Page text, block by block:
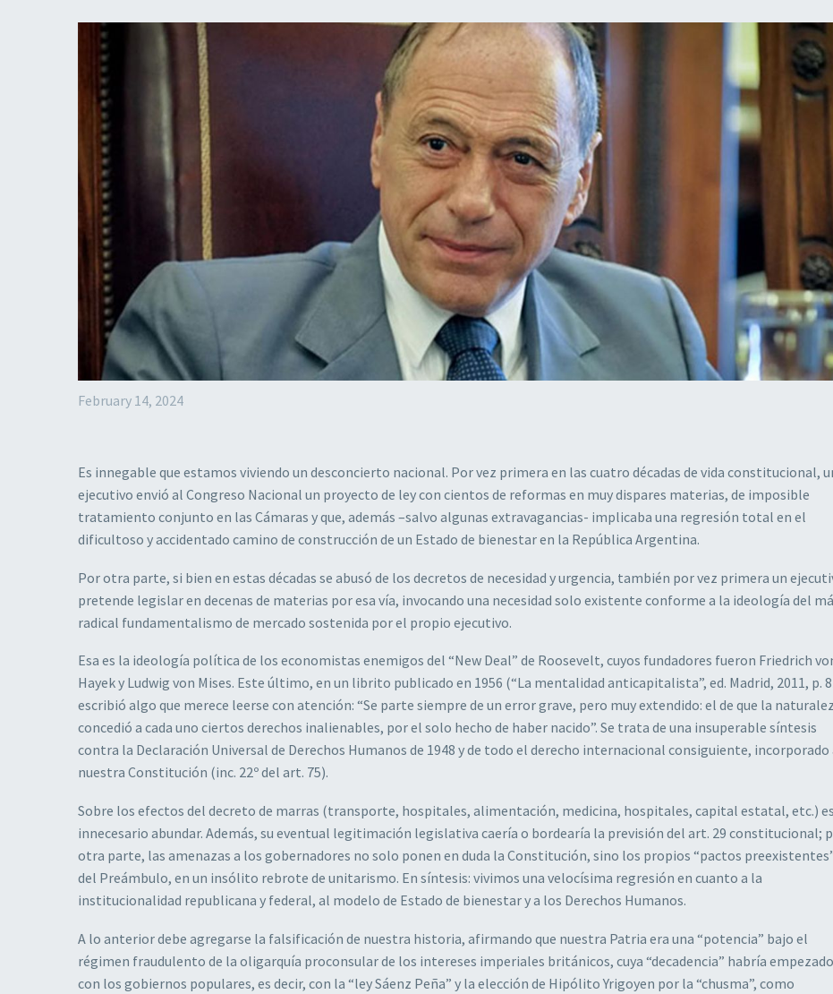
February 14, 2024
Es innegable que estamos viviendo un desconcierto nacional. Por vez primera en las cuatro décadas de vida constitucional,
ejecutivo envió al Congreso Nacional un proyecto de ley con cientos de reformas en muy dispares materias, de imposible
tratamiento conjunto en las Cámaras y que, además –salvo algunas extravagancias- implicaba una regresión total en el
dificultoso y accidentado camino de construcción de un Estado de bienestar en la República Argentina.
Por otra parte, si bien en estas décadas se abusó de los decretos de necesidad y urgencia, también por vez primera un
pretende legislar en decenas de materias por esa vía, invocando una necesidad solo existente conforme a la ideología del
radical fundamentalismo de mercado sostenida por el propio ejecutivo.
Esa es la ideología política de los economistas enemigos del “New Deal” de Roosevelt, cuyos fundadores fueron Friedrich
Hayek y Ludwig von Mises. Este último, en un librito publicado en 1956 (“La mentalidad anticapitalista”, ed. Madrid, 2011, p.
escribió algo que merece leerse con atención: “Se parte siempre de un error grave, pero muy extendido: el de que la
concedió a cada uno ciertos derechos inalienables, por el solo hecho de haber nacido”. Se trata de una insuperable síntesis
contra la Declaración Universal de Derechos Humanos de 1948 y de todo el derecho internacional consiguiente, incorporado
nuestra Constitución (inc. 22º del art. 75).
Sobre los efectos del decreto de marras (transporte, hospitales, alimentación, medicina, hospitales, capital estatal, etc.) es
innecesario abundar. Además, su eventual legitimación legislativa caería o bordearía la previsión del art. 29 constitucional;
otra parte, las amenazas a los gobernadores no solo ponen en duda la Constitución, sino los propios “pactos
del Preámbulo, en un insólito rebrote de unitarismo. En síntesis: vivimos una velocísima regresión en cuanto a la
institucionalidad republicana y federal, al modelo de Estado de bienestar y a los Derechos Humanos.
A lo anterior debe agregarse la falsificación de nuestra historia, afirmando que nuestra Patria era una “potencia” bajo el
régimen fraudulento de la oligarquía proconsular de los intereses imperiales británicos, cuya “decadencia” habría empezado
con los gobiernos populares, es decir, con la “ley Sáenz Peña” y la elección de Hipólito Yrigoyen por la “chusma”, como